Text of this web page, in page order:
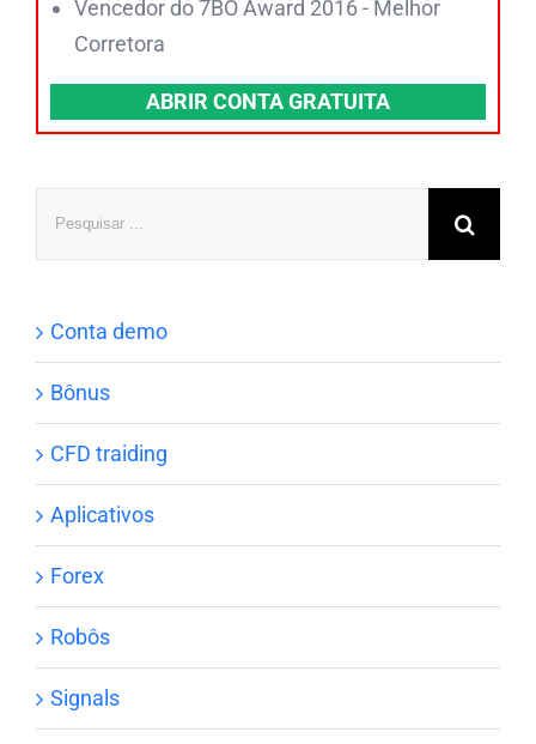
Vencedor do 7BO Award 2016 - Melhor
Corretora
ABRIR CONTA GRATUITA
Conta demo
Bônus
CFD traiding
Aplicativos
Forex
Robôs
Signals